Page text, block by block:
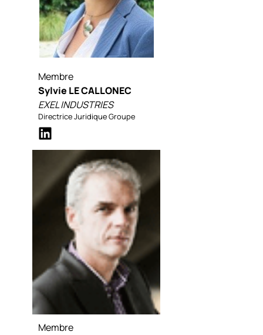
Membre
Sylvie LE CALLONEC
EXEL INDUSTRIES
Directrice Juridique Groupe
Membre